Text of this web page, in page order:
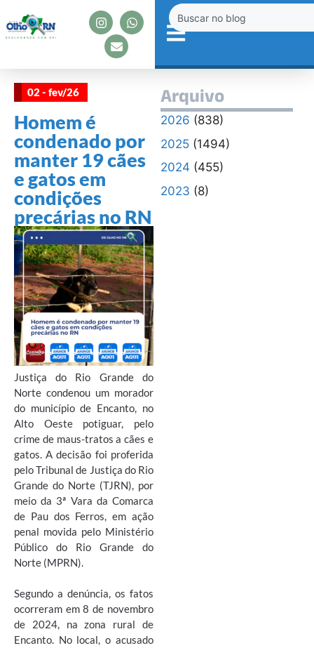
02 - fev/26
Homem é
condenado por
manter 19 cães
e gatos em
condições
precárias no RN
Justiça do Rio Grande do
Norte condenou um morador
do município de Encanto, no
Alto Oeste potiguar, pelo
crime de maus-tratos a cães e
gatos. A decisão foi proferida
pelo Tribunal de Justiça do Rio
Grande do Norte (TJRN), por
meio da 3ª Vara da Comarca
de Pau dos Ferros, em ação
penal movida pelo Ministério
Público do Rio Grande do
Norte (MPRN).
Segundo a denúncia, os fatos
ocorreram em 8 de novembro
de 2024, na zona rural de
Encanto. No local, o acusado
Arquivo
2026 (838)
2025(1494)
2024 (455)
2023 (8)